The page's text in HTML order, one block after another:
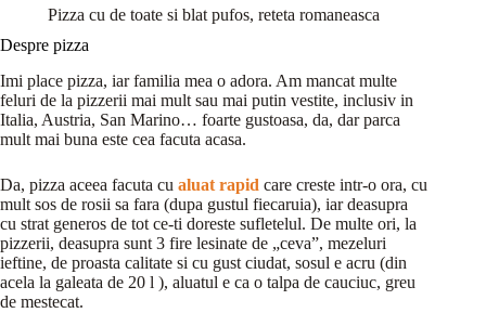
Pizza cu de toate si blat pufos, reteta romaneasca
Despre pizza
Imi place pizza, iar familia mea o adora. Am mancat multe
feluri de la pizzerii mai mult sau mai putin vestite, inclusiv in
Italia, Austria, San Marino… foarte gustoasa, da, dar parca
mult mai buna este cea facuta acasa.
Da, pizza aceea facuta cu aluat rapid care creste intr-o ora, cu
mult sos de rosii sa fara (dupa gustul fiecaruia), iar deasupra
cu strat generos de tot ce-ti doreste sufletelul. De multe ori, la
pizzerii, deasupra sunt 3 fire lesinate de „ceva”, mezeluri
ieftine, de proasta calitate si cu gust ciudat, sosul e acru (din
acela la galeata de 20 l ), aluatul e ca o talpa de cauciuc, greu
de mestecat.